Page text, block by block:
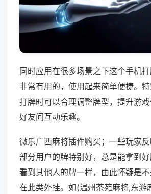
同时应用在很多场景之下这个手机
非常有用的，使用起来简单便捷。
打牌时可以合理调整牌型，提升游
好友间互动乐趣。
微乐广西麻将插件购买；一些玩家
部分用户的牌特别好，总是能拿到
看到其他人的牌一样，由此怀疑是
在此类外挂。如(温州茶苑麻将,东游